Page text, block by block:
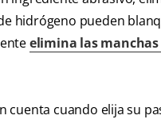
hidrógeno pueden
elimina las
cuenta cuando elija su